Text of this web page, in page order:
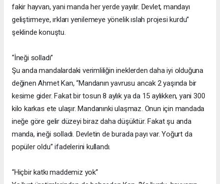
fakir hayvan, yani manda her yerde yayılır. Devlet, mandayı
geliştirmeye, ırkları yenilemeye yönelik ıslah projesi kurdu”
şeklinde konuştu.
“İneği solladı”
Şu anda mandalardaki verimliliğin ineklerden daha iyi olduğuna
değinen Ahmet Kan, “Mandanın yavrusu ancak 2 yaşında bir
kesime gider. Fakat bir tosun 8 aylık ya da 15 aylıkken, yani 300
kilo karkas ete ulaşır. Mandanınki ulaşmaz. Onun için mandada
ineğe göre gelir düzeyi biraz daha düşüktür. Fakat şu anda
manda, ineği solladı. Devletin de burada payı var. Yoğurt da
popüler oldu” ifadelerini kullandı.
“Hiçbir katkı maddemiz yok”